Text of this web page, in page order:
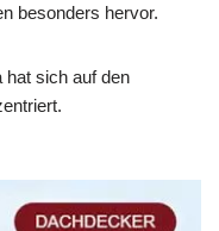
besonders hervor.
hat sich auf den